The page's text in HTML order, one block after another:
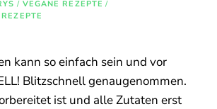
/ VEGANE REZEPTE /
kann so einfach sein und vor
Blitzschnell genaugenommen.
ist und alle Zutaten erst